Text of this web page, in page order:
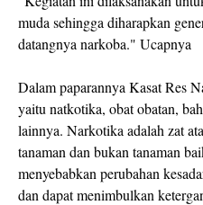
muda sehingga diharapkan
datangnya narkoba." Ucapnya
Dalam paparannya Kasat Res
yaitu natkotika, obat obatan,
lainnya. Narkotika adalah zat
tanaman dan bukan tanaman
menyebabkan perubahan
dan dapat menimbulkan